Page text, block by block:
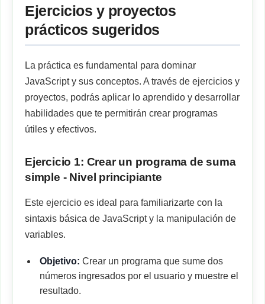
Ejercicios y proyectos
prácticos sugeridos
La práctica es fundamental para dominar
JavaScript y sus conceptos. A través de ejercicios y
proyectos, podrás aplicar lo aprendido y desarrollar
habilidades que te permitirán crear programas
útiles y efectivos.
Ejercicio 1: Crear un programa de suma
simple - Nivel principiante
Este ejercicio es ideal para familiarizarte con la
sintaxis básica de JavaScript y la manipulación de
variables.
Objetivo: Crear un programa que sume dos
números ingresados por el usuario y muestre el
resultado.